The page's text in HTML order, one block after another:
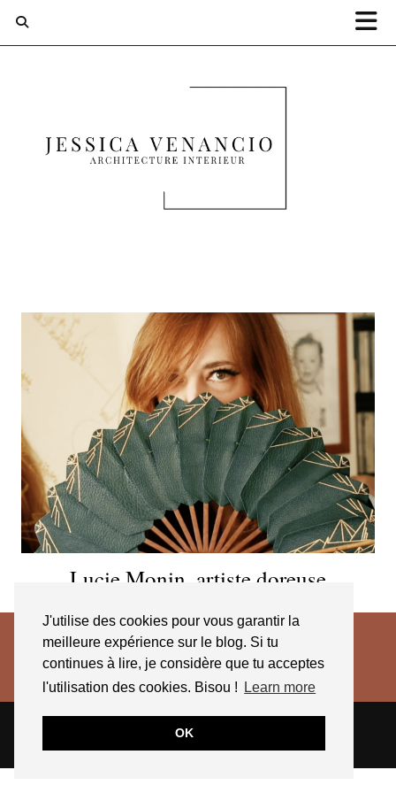
J'utilise des cookies pour vous garantir la
meilleure expérience sur le blog. Si tu
continues à lire, je considère que tu acceptes
l'utilisation des cookies. Bisou !
Learn more
OK
Lucie Monin, artiste doreuse
THEME CREATED BYpipdig